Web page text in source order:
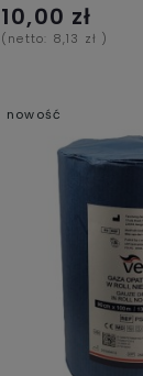
10,00 zł
(netto: 8,13 zł )
nowość